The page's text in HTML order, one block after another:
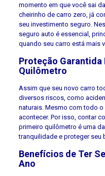
momento em que você sai
cheirinho de carro zero, já
seu investimento seguro.
seguro auto é essencial,
quando seu carro está mais
Proteção Garantida
Quilômetro
Assim que seu novo carro
diversos riscos, como
naturais. Mesmo com todo
acontecer. Por isso, contar
primeiro quilômetro é uma
tranquilidade e proteger seu
Benefícios de Ter
Ano